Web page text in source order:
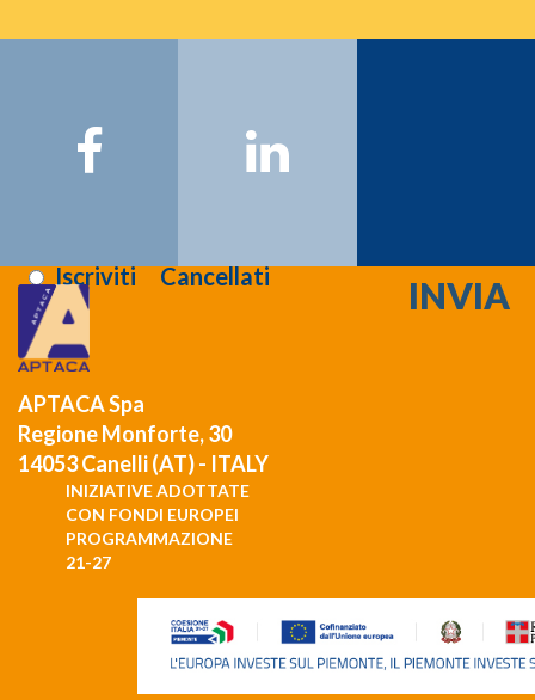
Email:
IscrivitiCancellati
APTACA Spa
Regione Monforte, 30
14053 Canelli (AT) - ITALY
INIZIATIVE ADOTTATE
CON FONDI EUROPEI
PROGRAMMAZIONE
21-27